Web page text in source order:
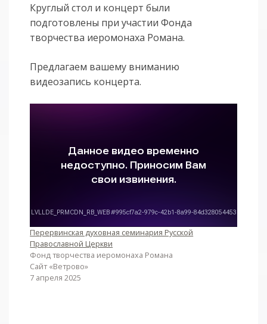
Круглый стол и концерт были
подготовлены при участии Фонда
творчества иеромонаха Романа.
Предлагаем вашему вниманию
видеозапись концерта.
Перервинская духовная семинария Русской
Православной Церкви
Фонд творчества иеромонаха Романа
Сайт «Ветрово»
7 апреля 2025